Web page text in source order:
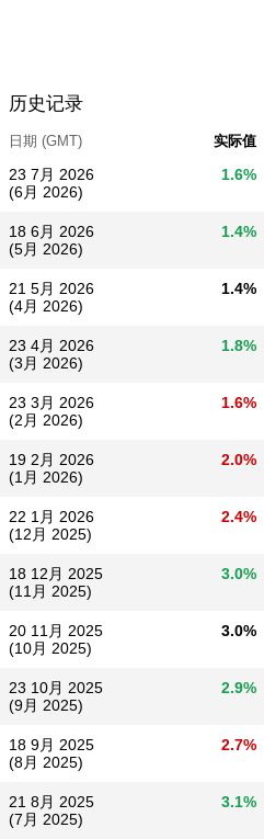
历史记录
日期 (GMT) 实际值
23 7月 2026
(6月 2026)
1.6%
18 6月 2026
(5月 2026)
1.4%
21 5月 2026
(4月 2026)
1.4%
23 4月 2026
(3月 2026)
1.8%
23 3月 2026
(2月 2026)
1.6%
19 2月 2026
(1月 2026)
2.0%
22 1月 2026
(12月 2025)
2.4%
18 12月 2025
(11月 2025)
3.0%
20 11月 2025
(10月 2025)
3.0%
23 10月 2025
(9月 2025)
2.9%
18 9月 2025
(8月 2025)
2.7%
21 8月 2025
(7月 2025)
3.1%